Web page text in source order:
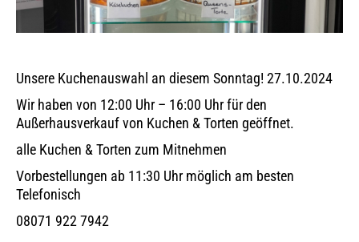
Unsere Kuchenauswahl an diesem Sonntag! 27.10.2024
Wir haben von 12:00 Uhr – 16:00 Uhr für den
Außerhausverkauf von Kuchen & Torten geöffnet.
alle Kuchen & Torten zum Mitnehmen
Vorbestellungen ab 11:30 Uhr möglich am besten
Telefonisch
08071 922 7942